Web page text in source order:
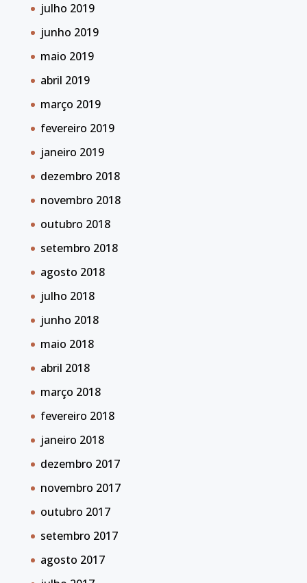
julho 2019
junho 2019
maio 2019
abril 2019
março 2019
fevereiro 2019
janeiro 2019
dezembro 2018
novembro 2018
outubro 2018
setembro 2018
agosto 2018
julho 2018
junho 2018
maio 2018
abril 2018
março 2018
fevereiro 2018
janeiro 2018
dezembro 2017
novembro 2017
outubro 2017
setembro 2017
agosto 2017